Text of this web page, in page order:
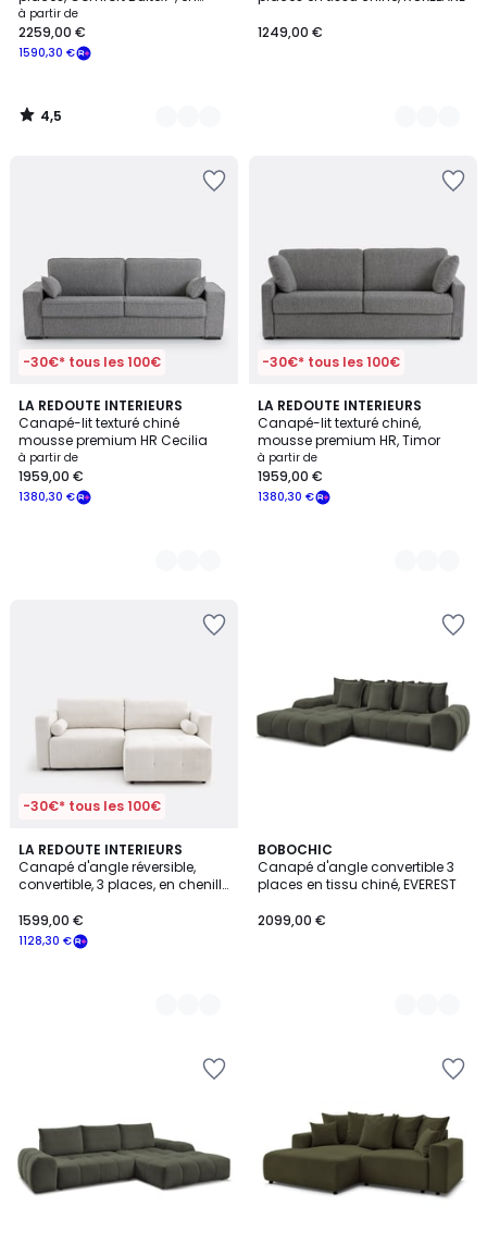
texturé chiné, TIMOR
Prix
à
partir
2259,00
€
payer
la
place
1590,30
€.
à partir de
1590,30 €
2259,00 €
4,5
/
1249,00 €
-30€* tous les 100€
LA REDOUTE INTERIEURS
Canapé-lit texturé chiné
mousse premium HR Cecilia
à partir de
1380,30 €
1959,00 €
2
Couleurs
-30€* tous les 100€
LA REDOUTE INTERIEURS
Canapé-lit texturé chiné,
mousse premium HR, Timor
à partir de
1380,30 €
1959,00 €
3
Couleurs
-30€* tous les 100€
LA REDOUTE INTERIEURS
Canapé d'angle réversible,
convertible, 3 places, en chenille
1128,30 €
1599,00 €
3
Couleurs
BOBOCHIC
Canapé d'angle convertible 3
places en tissu chiné, EVEREST
2099,00 €
9
Couleurs